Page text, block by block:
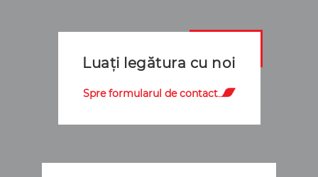
Luați legătura cu noi
Spre formularul de contact